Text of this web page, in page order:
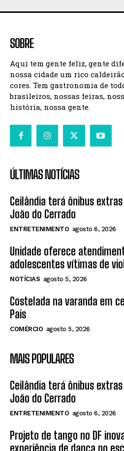
SOBRE
Aqui tem gente feliz, gente
nossa cidade um rico
cores. Tem gastronomia de
brasileiros, nossas feiras,
história, nossa gente.
ÚLTIMAS NOTÍCIAS
Ceilândia terá ônibus
João do Cerrado
ENTRETENIMENTO agosto 6, 2026
Unidade oferece
adolescentes vítimas de
NOTÍCIAS agosto 5, 2026
Costelada na varanda em
Pais
COMÉRCIO agosto 5, 2026
MAIS POPULARES
Ceilândia terá ônibus
João do Cerrado
ENTRETENIMENTO agosto 6, 2026
Projeto de tango no DF